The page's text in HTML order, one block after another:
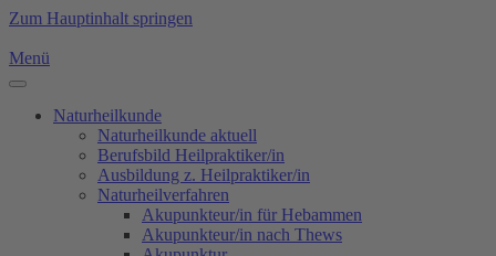
Zum Hauptinhalt springen
Menü
Naturheilkunde
Naturheilkunde aktuell
Berufsbild Heilpraktiker/in
Ausbildung z. Heilpraktiker/in
Naturheilverfahren
Akupunkteur/in für Hebammen
Akupunkteur/in nach Thews